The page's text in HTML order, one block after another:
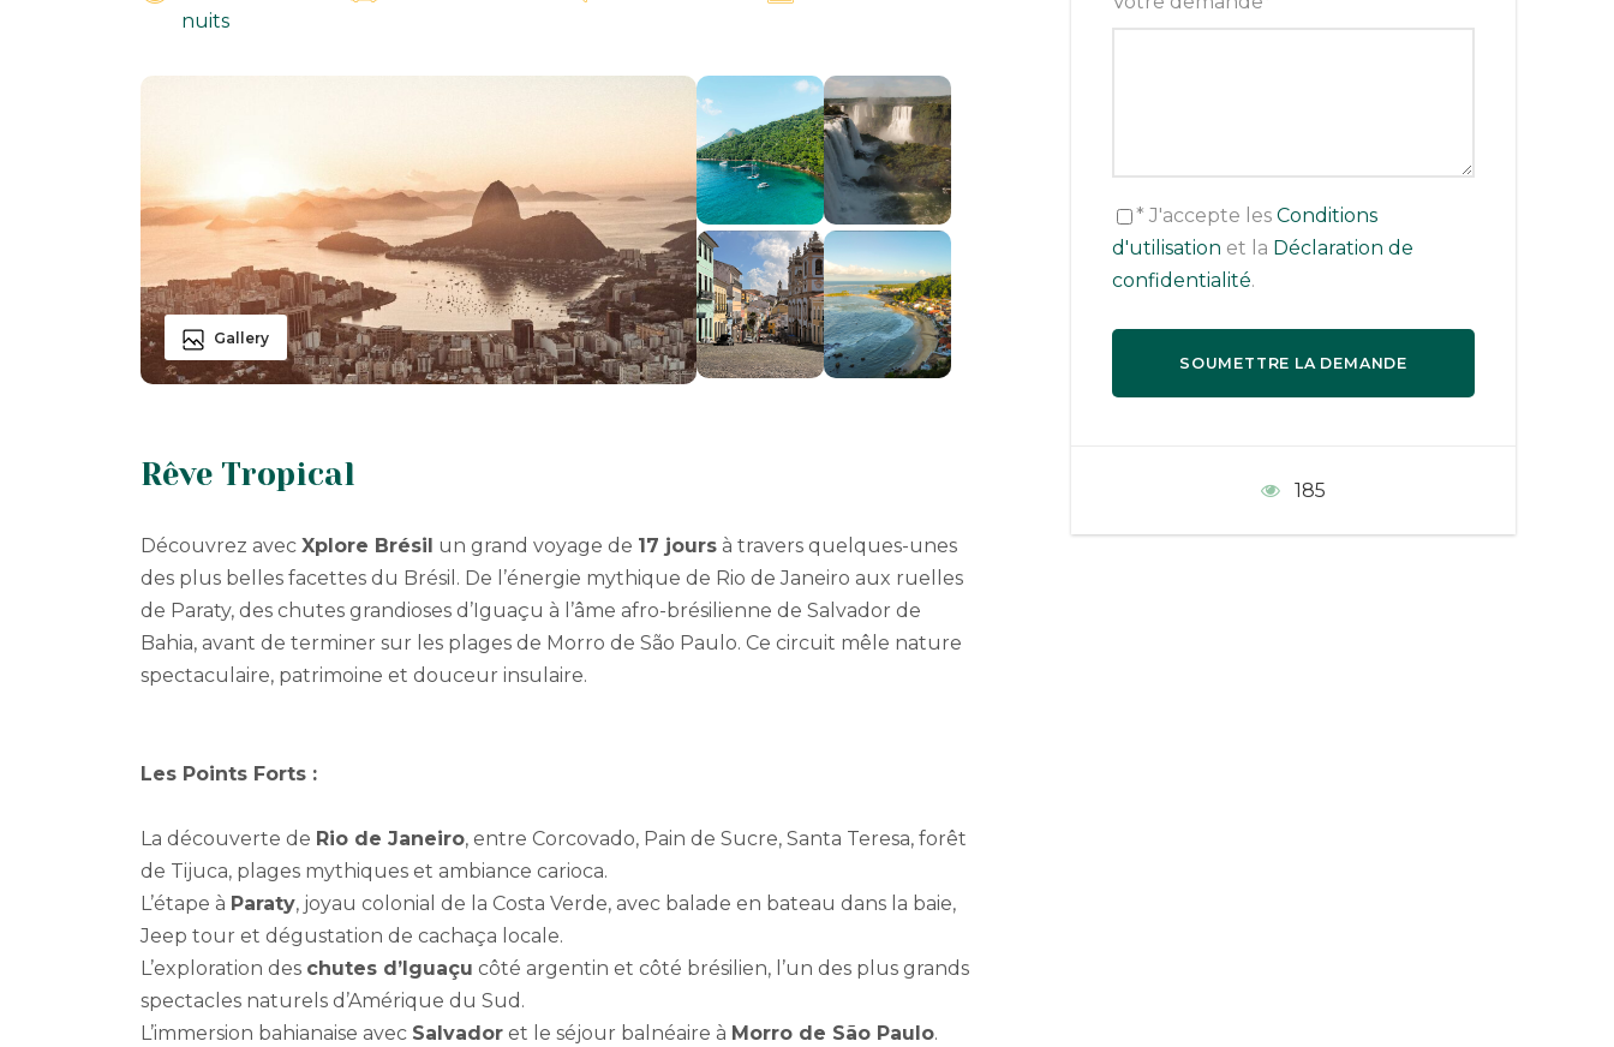
* J'accepte les Conditions
d'utilisation et la Déclaration de
confidentialité.
185
nuits
Gallery
Rêve Tropical
Découvrez avec Xplore Brésil un grand voyage de 17 jours à travers quelques-unes
des plus belles facettes du Brésil. De l’énergie mythique de Rio de Janeiro aux ruelles
de Paraty, des chutes grandioses d’Iguaçu à l’âme afro-brésilienne de Salvador de
Bahia, avant de terminer sur les plages de Morro de São Paulo. Ce circuit mêle nature
spectaculaire, patrimoine et douceur insulaire.
Les Points Forts :
La découverte de Rio de Janeiro, entre Corcovado, Pain de Sucre, Santa Teresa, forêt
de Tijuca, plages mythiques et ambiance carioca.
L’étape à Paraty, joyau colonial de la Costa Verde, avec balade en bateau dans la baie,
Jeep tour et dégustation de cachaça locale.
L’exploration des chutes d’Iguaçu côté argentin et côté brésilien, l’un des plus grands
spectacles naturels d’Amérique du Sud.
L’immersion bahianaise avec Salvador et le séjour balnéaire à Morro de São Paulo.